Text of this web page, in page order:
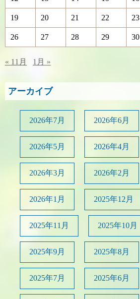
19 20 21 22 23
26 27 28 29 30
« 11月 1月 »
アーカイブ
2026年7月 2026年6月
2026年5月 2026年4月
2026年3月 2026年2月
2026年1月 2025年12月
2025年11月 2025年10月
2025年9月 2025年8月
2025年7月 2025年6月